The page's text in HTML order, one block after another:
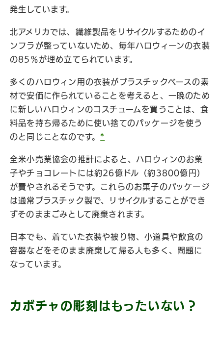
発生しています。
北アメリカでは、繊維製品をリサイクルするためのイ
ンフラが整っていないため、毎年ハロウィーンの衣装
の85％が埋め立てられています。
多くのハロウィン用の衣装がプラスチックベースの素
材で安価に作られていることを考えると、一晩のため
に新しいハロウィンのコスチュームを買うことは、食
料品を持ち帰るために使い捨てのパッケージを使う
のと同じことなのです。 *
全米小売業協会の推計によると、ハロウィンのお菓
子やチョコレートには約26億ドル（約3800億円）
が費やされるそうです。これらのお菓子のパッケージ
は通常プラスチック製で、リサイクルすることができ
ずそのままごみとして廃棄されます。
日本でも、着ていた衣装や被り物、小道具や飲食の
容器などをそのまま廃棄して帰る人も多く、問題に
なっています。
カボチャの彫刻はもったいない？